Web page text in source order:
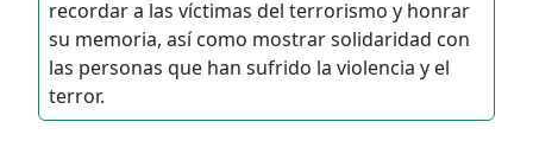
recordar a las víctimas del terrorismo y honrar
su memoria, así como mostrar solidaridad con
las personas que han sufrido la violencia y el
terror.